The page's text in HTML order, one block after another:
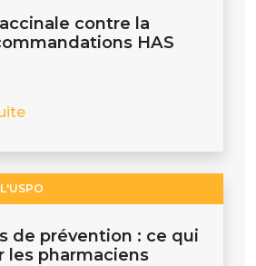
contre la
HAS
de prévention : ce qui
les pharmaciens